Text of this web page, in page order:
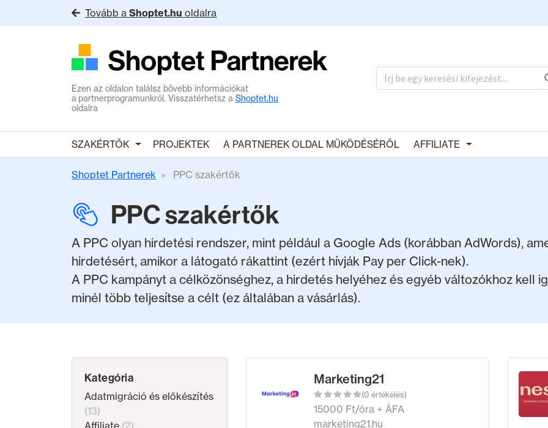
Tovább a Shoptet.hu oldalra
Ezen az oldalon találsz bővebb információkat
a partnerprogramunkról. Visszatérhetsz a Shoptet.hu
oldalra
SZAKÉRTŐK PROJEKTEK A PARTNEREK OLDAL MŰKÖDÉSÉRŐL AFFILIATE
Shoptet Partnerek PPC szakértők
PPC szakértők
A PPC olyan hirdetési rendszer, mint például a Google Ads (korábban AdWords),
hirdetésért, amikor a látogató rákattint (ezért hívják Pay per Click-nek).
A PPC kampányt a célközönséghez, a hirdetés helyéhez és egyéb változókhoz kell
minél több teljesítse a célt (ez általában a vásárlás).
Kategória
Adatmigráció és előkészítés
(13)
Affiliate (2)
Marketing21
(0 értékelés)
15000 Ft/óra + ÁFA
marketing21.hu